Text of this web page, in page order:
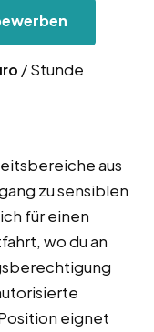
/ Stunde
aus
zu sensiblen
für einen
wo du an
eignet